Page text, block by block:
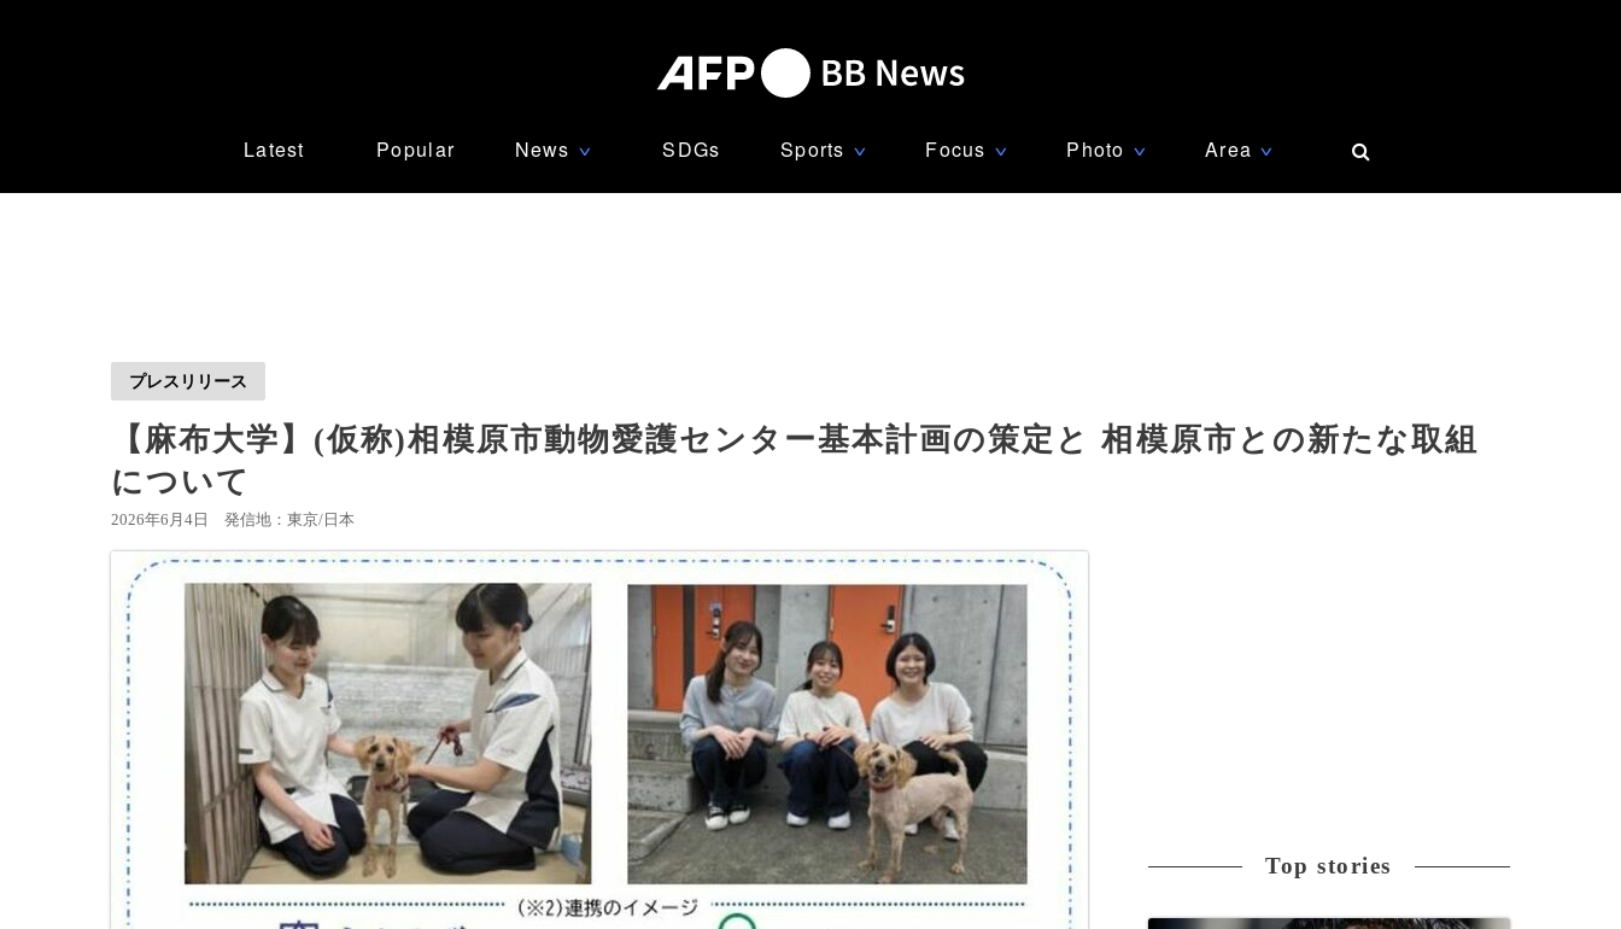
Latest Popular News ∨ SDGs Sports ∨ Focus ∨ Photo ∨ Area ∨
プレスリリース
【麻布大学】(仮称)相模原市動物愛護センター基本計画の策定と 相模原市との新たな取組
について
2026年6月4日 発信地：東京/日本
Top stories